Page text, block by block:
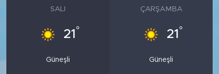
SALI
21 °
Güneşli
ÇARŞAMBA
21 °
Güneşli